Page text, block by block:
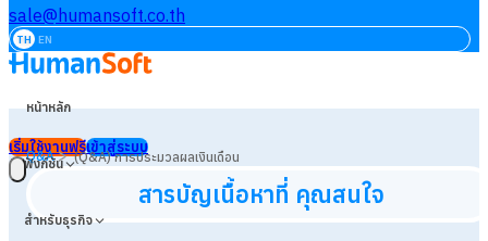
sale@humansoft.co.th
TH EN
หน้าหลัก
ฟังก์ชัน
สำหรับธุรกิจ
เริ่มใช้งานฟรีเข้าสู่ระบบ
Q&A>(Q&A) การประมวลผลเงินเดือน
สารบัญเนื้อหาที่ คุณสนใจ